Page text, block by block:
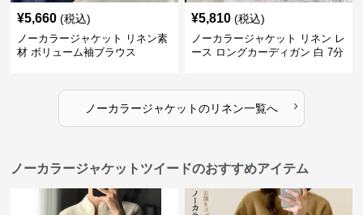
¥5,660 (税込)
ノーカラージャケット リネン素
材 ボリューム袖ブラウス
¥5,810 (税込)
ノーカラージャケット リネン レ
ース ロングカーディガン 白 7分
ノーカラージャケットのリネン一覧へ ›
ノーカラージャケットツイードのおすすめアイテム